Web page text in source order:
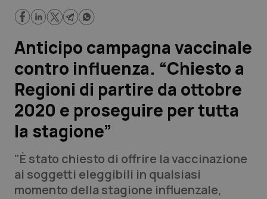
Lavoro e Professioni
Scienza e Farmaci
Studi e Analisi
Lettere al direttore
QS Pro
Anticipo campagna vaccinale
contro influenza. “Chiesto a
Regioni di partire da ottobre
2020 e proseguire per tutta
la stagione”
"È stato chiesto di offrire la vaccinazione
ai soggetti eleggibili in qualsiasi
momento della stagione influenzale,